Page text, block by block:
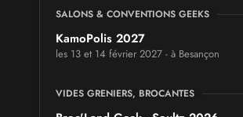
SALONS & CONVENTIONS GEEKS
KamoPolis 2027
les 13 et 14 février 2027 - à Besançon
VIDES GRENIERS, BROCANTES